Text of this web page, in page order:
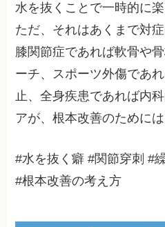
水を抜くことで一時的に
ただ、それはあくまで対
膝関節症であれば軟骨や
ーチ、スポーツ外傷であ
止、全身疾患であれば内
アが、根本改善のためには
#水を抜く癖 #関節穿刺 #
#根本改善の考え方